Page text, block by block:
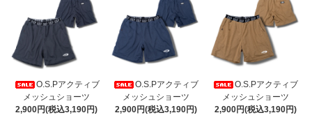
O.S.Pアクティブ
メッシュショーツ
2,900円(税込3,190円)
O.S.Pアクティブ
メッシュショーツ
2,900円(税込3,190円)
O.S.Pアクティブ
メッシュショーツ
2,900円(税込3,190円)